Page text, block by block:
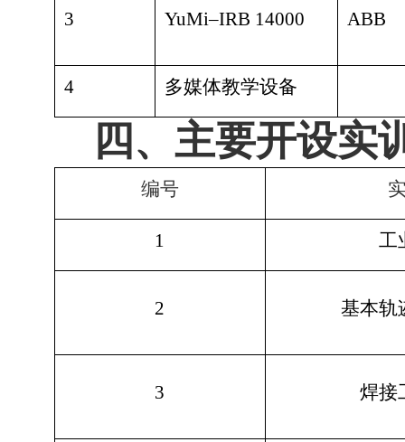
3 YuMi–IRB 14000 ABB
4 多媒体教学设备
四、主要开设实
编号
1 工
2 基本轨
3 焊接